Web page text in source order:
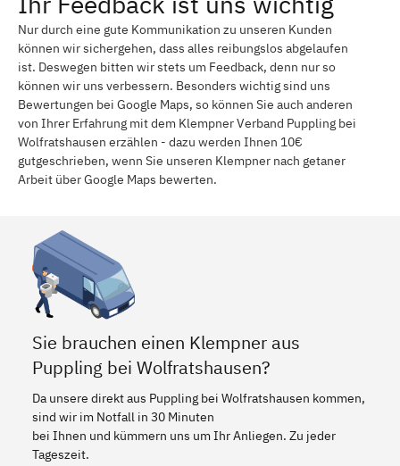
Nur durch eine gute Kommunikation zu unseren Kunden
können wir sichergehen, dass alles reibungslos abgelaufen
ist. Deswegen bitten wir stets um Feedback, denn nur so
können wir uns verbessern. Besonders wichtig sind uns
Bewertungen bei Google Maps, so können Sie auch anderen
von Ihrer Erfahrung mit dem Klempner Verband Puppling bei
Wolfratshausen erzählen - dazu werden Ihnen 10€
gutgeschrieben, wenn Sie unseren Klempner nach getaner
Arbeit über Google Maps bewerten.
Sie brauchen einen Klempner aus
Puppling bei Wolfratshausen?
Da unsere direkt aus Puppling bei Wolfratshausen kommen,
sind wir im Notfall in 30 Minuten
bei Ihnen und kümmern uns um Ihr Anliegen. Zu jeder
Tageszeit.